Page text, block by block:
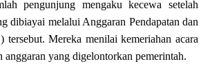
pengunjung mengaku kecewa setelah
dibiayai melalui Anggaran Pendapatan dan
Mereka menilai kemeriahan acara
anggaran yang digelontorkan pemerintah.